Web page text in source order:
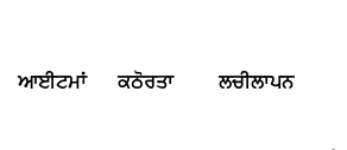
ਆਈਟਮਾਂ ਕਠੋਰਤਾ ਲਚੀਲਾਪਨ